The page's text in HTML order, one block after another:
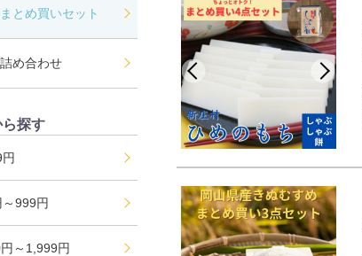
まとめ買いセット
詰め合わせ
探す
999円
～1,999円